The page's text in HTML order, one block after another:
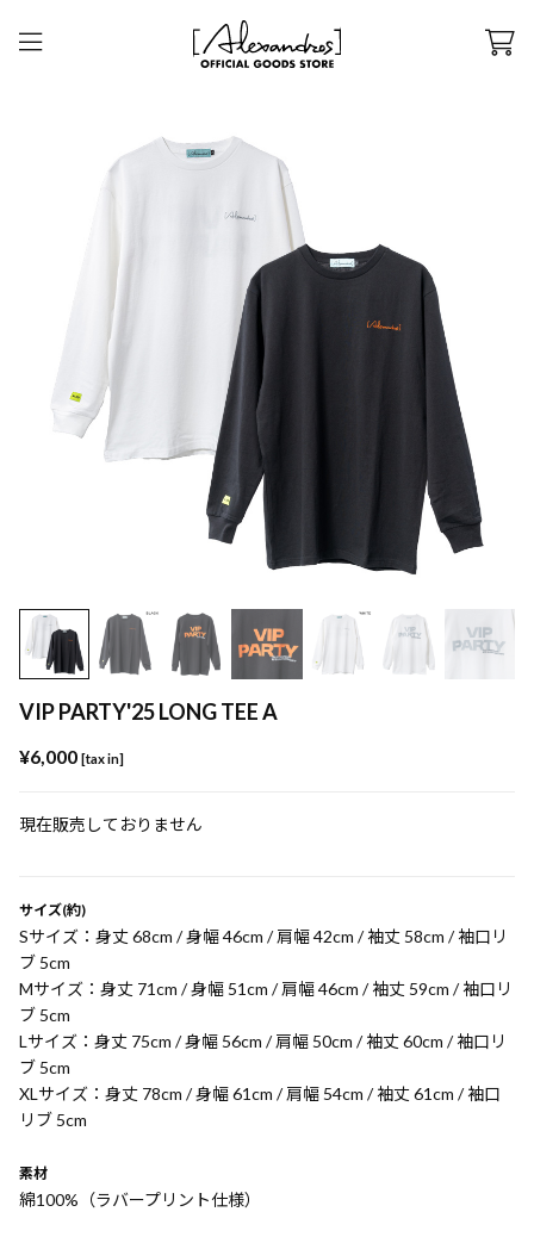
VIP PARTY'25 LONG TEE A
¥6,000 [tax in]
現在販売しておりません
サイズ(約)
Sサイズ：身丈 68cm / 身幅 46cm / 肩幅 42cm / 袖丈 58cm / 袖口リ
ブ 5cm
Mサイズ：身丈 71cm / 身幅 51cm / 肩幅 46cm / 袖丈 59cm / 袖口リ
ブ 5cm
Lサイズ：身丈 75cm / 身幅 56cm / 肩幅 50cm / 袖丈 60cm / 袖口リ
ブ 5cm
XLサイズ：身丈 78cm / 身幅 61cm / 肩幅 54cm / 袖丈 61cm / 袖口
リブ 5cm
素材
綿100%（ラバープリント仕様）